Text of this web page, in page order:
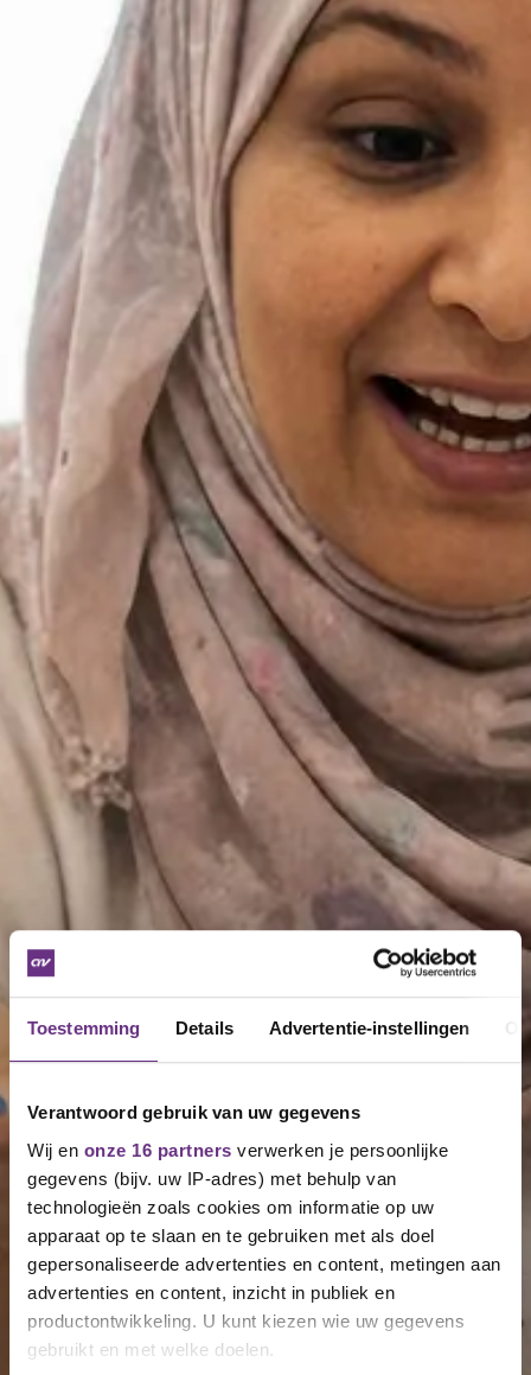
Toestemming Details Advertentie-instellingen
Verantwoord gebruik van uw gegevens
Wij en onze 16 partners verwerken je persoonlijke
gegevens (bijv. uw IP-adres) met behulp van
technologieën zoals cookies om informatie op uw
apparaat op te slaan en te gebruiken met als doel
gepersonaliseerde advertenties en content, metingen aan
advertenties en content, inzicht in publiek en
productontwikkeling. U kunt kiezen wie uw gegevens
gebruikt en met welke doelen.